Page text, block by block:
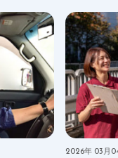
2026年 03月